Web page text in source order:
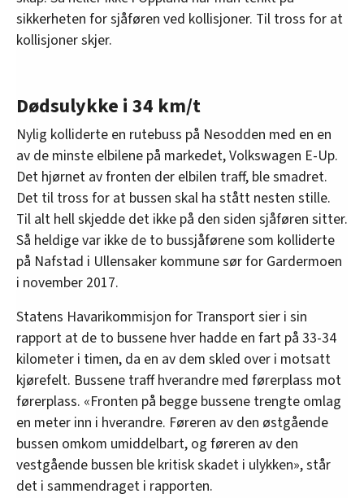
sikkerheten for sjåføren ved kollisjoner. Til tross for at
kollisjoner skjer.
Dødsulykke i 34 km/t
Nylig kolliderte en rutebuss på Nesodden med en en
av de minste elbilene på markedet, Volkswagen E-Up.
Det hjørnet av fronten der elbilen traff, ble smadret.
Det til tross for at bussen skal ha stått nesten stille.
Til alt hell skjedde det ikke på den siden sjåføren sitter.
Så heldige var ikke de to bussjåførene som kolliderte
på Nafstad i Ullensaker kommune sør for Gardermoen
i november 2017.
Statens Havarikommisjon for Transport sier i sin
rapport at de to bussene hver hadde en fart på 33-34
kilometer i timen, da en av dem skled over i motsatt
kjørefelt. Bussene traff hverandre med førerplass mot
førerplass. «Fronten på begge bussene trengte omlag
en meter inn i hverandre. Føreren av den østgående
bussen omkom umiddelbart, og føreren av den
vestgående bussen ble kritisk skadet i ulykken», står
det i sammendraget i rapporten.